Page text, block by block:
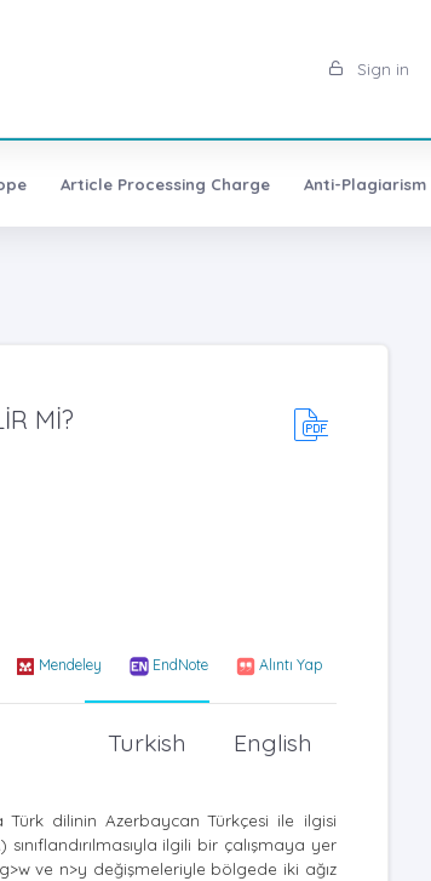
Sign in
Article Processing Charge Anti-Plagiarism
Mİ?
Mendeley EndNote Alıntı Yap
English
Turkish
Türk dilinin Azerbaycan Türkçesi ile ilgisi
ilgili bir çalışmaya yer
ve n>y değişmeleriyle bölgede iki ağız